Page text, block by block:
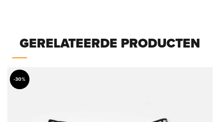
GERELATEERDE PRODUCTEN
-30%